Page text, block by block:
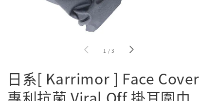
1 /3
日系[ Karrimor ] Face Cover